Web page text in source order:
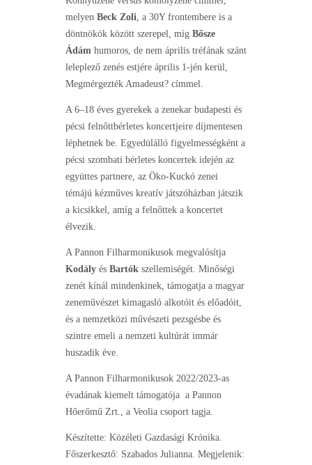
melyen Beck Zoli, a 30Y frontembere is a
döntnökök között szerepel, míg Bősze
Ádám humoros, de nem április tréfának szánt
leleplező zenés estjére április 1-jén kerül,
Megmérgezték Amadeust? címmel.
A 6–18 éves gyerekek a zenekar budapesti és
pécsi felnőttbérletes koncertjeire díjmentesen
léphetnek be. Egyedülálló figyelmességként a
pécsi szombati bérletes koncertek idején az
együttes partnere, az Öko-Kuckó zenei
témájú kézműves kreatív játszóházban játszik
a kicsikkel, amíg a felnőttek a koncertet
élvezik.
A Pannon Filharmonikusok megvalósítja
Kodály és Bartók szellemiségét. Minőségi
zenét kínál mindenkinek, támogatja a magyar
zeneművészet kimagasló alkotóit és előadóit,
és a nemzetközi művészeti pezsgésbe és
szintre emeli a nemzeti kultúrát immár
huszadik éve.
A Pannon Filharmonikusok 2022/2023-as
évadának kiemelt támogatója a Pannon
Hőerőmű Zrt., a Veolia csoport tagja.
Készítette: Közéleti Gazdasági Krónika.
Főszerkesztő: Szabados Julianna. Megjelenik: